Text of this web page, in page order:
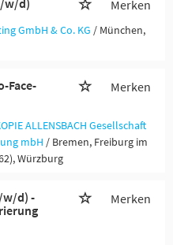
w/d) Merken
GmbH & Co. KG / München,
Face-
Merken
ALLENSBACH Gesellschaft
mbH / Bremen, Freiburg im
Würzburg
w/d) -
Merken